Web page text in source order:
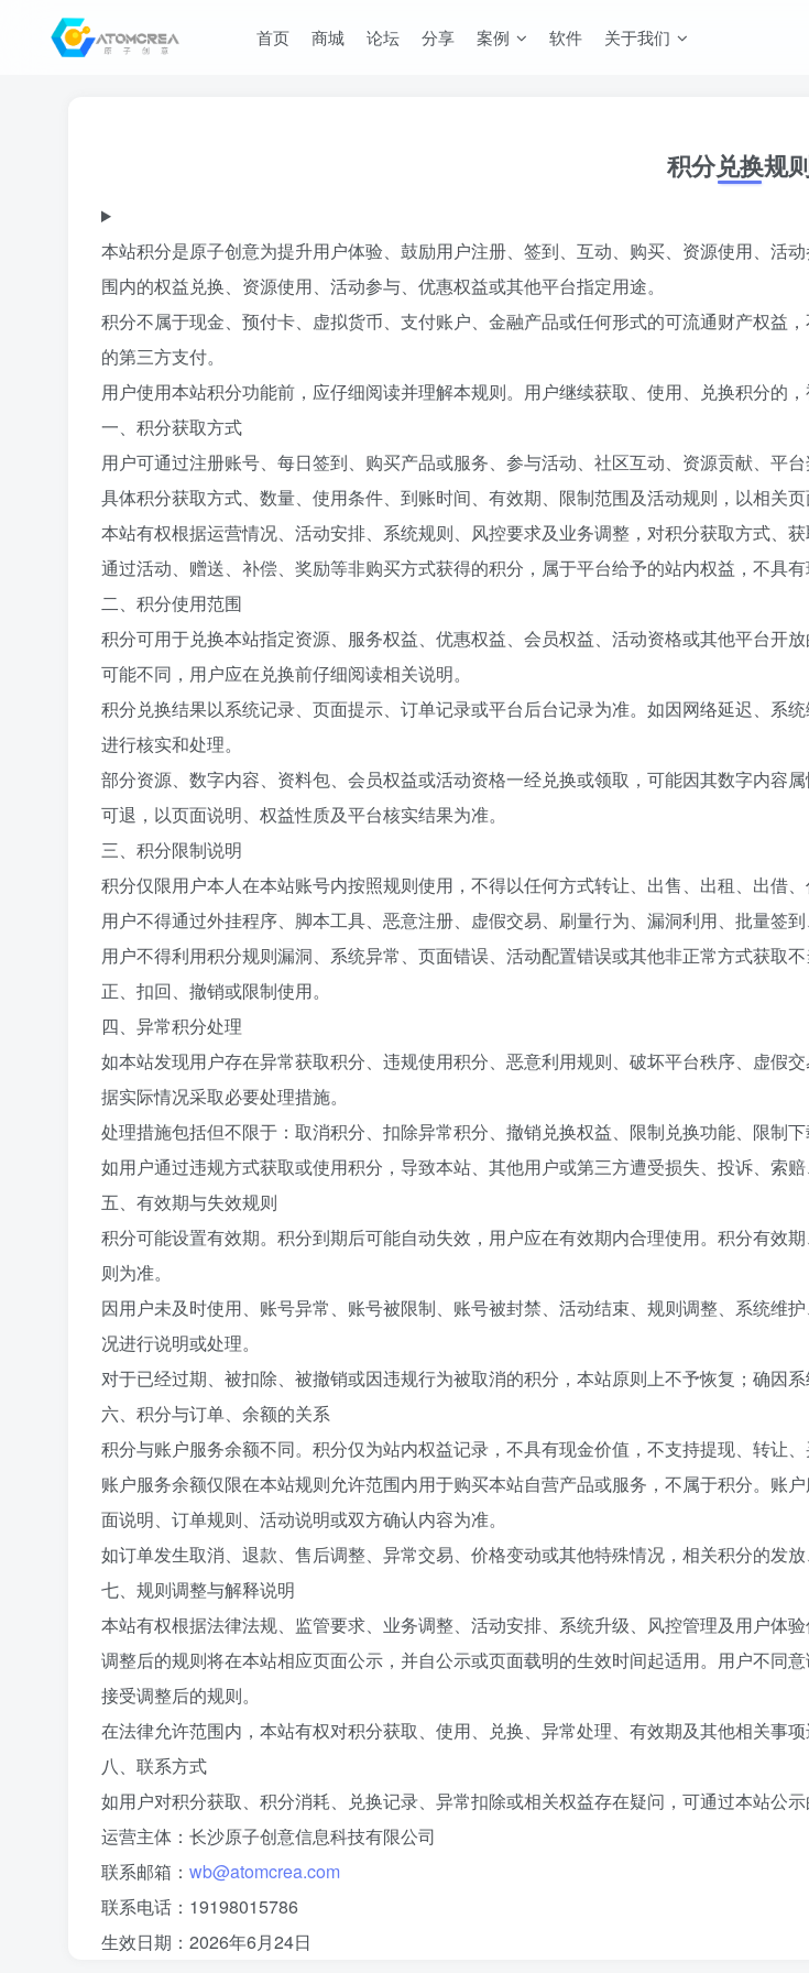
首页 商城 论坛 分享 案例 软件 关于我们
积分兑换规
本站积分是原子创意为提升用户体验、鼓励用户注册、签到、互动、购买、资源使用、活
围内的权益兑换、资源使用、活动参与、优惠权益或其他平台指定用途。
积分不属于现金、预付卡、虚拟货币、支付账户、金融产品或任何形式的可流通财产权益
的第三方支付。
用户使用本站积分功能前，应仔细阅读并理解本规则。用户继续获取、使用、兑换积分的
一、积分获取方式
用户可通过注册账号、每日签到、购买产品或服务、参与活动、社区互动、资源贡献、平
具体积分获取方式、数量、使用条件、到账时间、有效期、限制范围及活动规则，以相关
本站有权根据运营情况、活动安排、系统规则、风控要求及业务调整，对积分获取方式、
通过活动、赠送、补偿、奖励等非购买方式获得的积分，属于平台给予的站内权益，不具有
二、积分使用范围
积分可用于兑换本站指定资源、服务权益、优惠权益、会员权益、活动资格或其他平台开
可能不同，用户应在兑换前仔细阅读相关说明。
积分兑换结果以系统记录、页面提示、订单记录或平台后台记录为准。如因网络延迟、系
进行核实和处理。
部分资源、数字内容、资料包、会员权益或活动资格一经兑换或领取，可能因其数字内容
可退，以页面说明、权益性质及平台核实结果为准。
三、积分限制说明
积分仅限用户本人在本站账号内按照规则使用，不得以任何方式转让、出售、出租、出借、
用户不得通过外挂程序、脚本工具、恶意注册、虚假交易、刷量行为、漏洞利用、批量签
用户不得利用积分规则漏洞、系统异常、页面错误、活动配置错误或其他非正常方式获取
正、扣回、撤销或限制使用。
四、异常积分处理
如本站发现用户存在异常获取积分、违规使用积分、恶意利用规则、破坏平台秩序、虚假
据实际情况采取必要处理措施。
处理措施包括但不限于：取消积分、扣除异常积分、撤销兑换权益、限制兑换功能、限制
如用户通过违规方式获取或使用积分，导致本站、其他用户或第三方遭受损失、投诉、索
五、有效期与失效规则
积分可能设置有效期。积分到期后可能自动失效，用户应在有效期内合理使用。积分有效
则为准。
因用户未及时使用、账号异常、账号被限制、账号被封禁、活动结束、规则调整、系统维
况进行说明或处理。
对于已经过期、被扣除、被撤销或因违规行为被取消的积分，本站原则上不予恢复；确因
六、积分与订单、余额的关系
积分与账户服务余额不同。积分仅为站内权益记录，不具有现金价值，不支持提现、转让、
账户服务余额仅限在本站规则允许范围内用于购买本站自营产品或服务，不属于积分。账
面说明、订单规则、活动说明或双方确认内容为准。
如订单发生取消、退款、售后调整、异常交易、价格变动或其他特殊情况，相关积分的发
七、规则调整与解释说明
本站有权根据法律法规、监管要求、业务调整、活动安排、系统升级、风控管理及用户体验
调整后的规则将在本站相应页面公示，并自公示或页面载明的生效时间起适用。用户不同
接受调整后的规则。
在法律允许范围内，本站有权对积分获取、使用、兑换、异常处理、有效期及其他相关事项
八、联系方式
如用户对积分获取、积分消耗、兑换记录、异常扣除或相关权益存在疑问，可通过本站公示
运营主体：长沙原子创意信息科技有限公司
联系邮箱： wb@atomcrea.com
联系电话：19198015786
生效日期：2026年6月24日